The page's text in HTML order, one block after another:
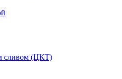
сливом (ЦКТ)